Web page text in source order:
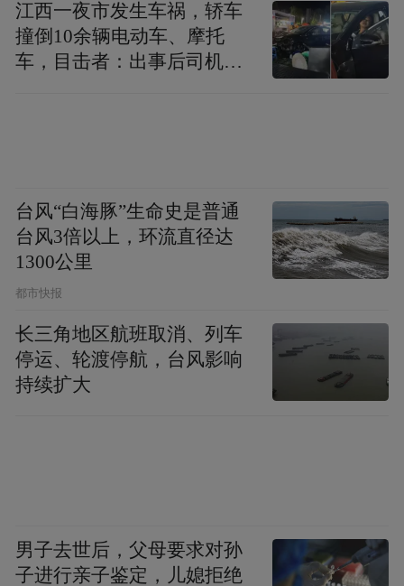
江西一夜市发生车祸，轿车
撞倒10余辆电动车、摩托
车，目击者：出事后司机一
台风“白海豚”生命史是普通
台风3倍以上，环流直径达
1300公里
都市快报
长三角地区航班取消、列车
停运、轮渡停航，台风影响
持续扩大
男子去世后，父母要求对孙
子进行亲子鉴定，儿媳拒绝